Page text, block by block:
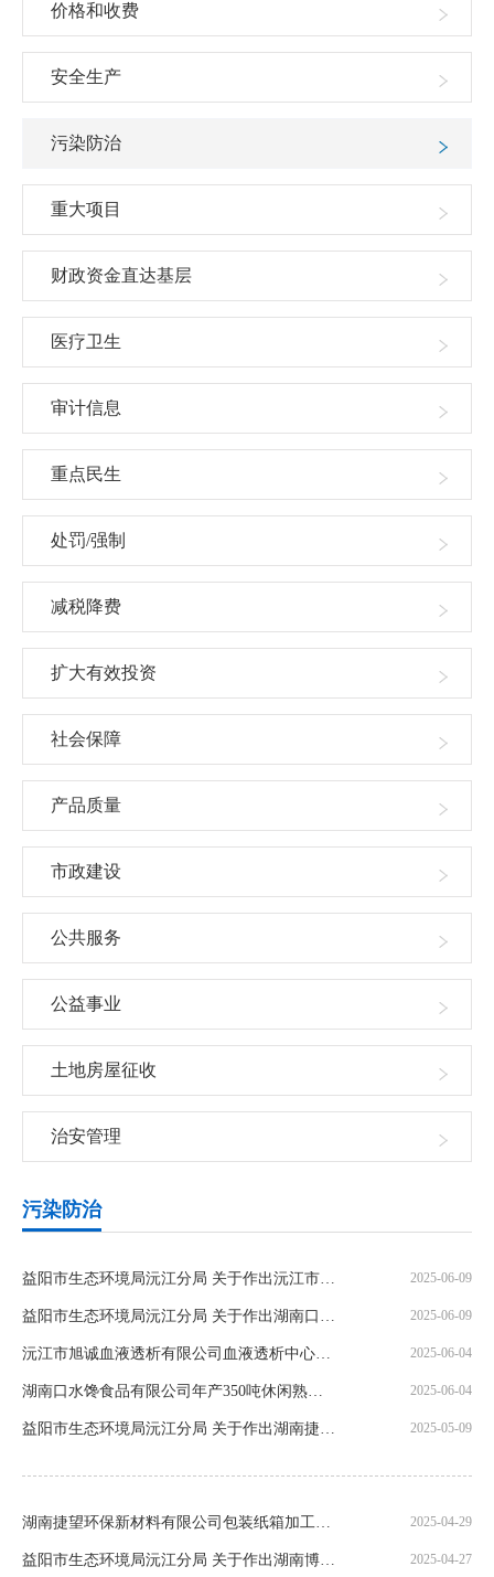
价格和收费
安全生产
污染防治
重大项目
财政资金直达基层
医疗卫生
审计信息
重点民生
处罚/强制
减税降费
扩大有效投资
社会保障
产品质量
市政建设
公共服务
公益事业
土地房屋征收
治安管理
污染防治
益阳市生态环境局沅江分局 关于作出沅江市旭诚血液透析有限公司血液透析中心项目环境影响评价文件审批决定的公告 2025-06-09
益阳市生态环境局沅江分局 关于作出湖南口水馋食品有限公司年产350吨休闲熟食制品建设项目环境影响评价文件审批决定的公告 2025-06-09
沅江市旭诚血液透析有限公司血液透析中心项目环境影响评价公众参与第一次信息公示 2025-06-04
湖南口水馋食品有限公司年产350吨休闲熟食制品建设项目环境影响评价公众参与第一次信息公示 2025-06-04
益阳市生态环境局沅江分局 关于作出湖南捷望环保新材料有限公司包装纸箱加工项目环境影响评价文件审批决定的公告 2025-05-09
湖南捷望环保新材料有限公司包装纸箱加工项目环境影响评价公众参与第一次信息公示 2025-04-29
益阳市生态环境局沅江分局 关于作出湖南博大天能食品科技有限公司精深加工建设项目环境影响评价文件审批决定的公告 2025-04-27